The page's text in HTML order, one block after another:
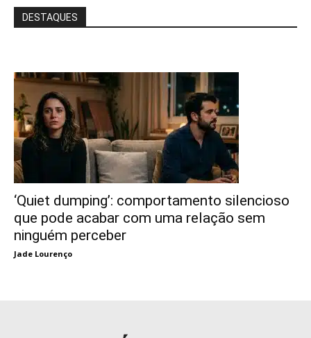
DESTAQUES
‘Quiet dumping’: comportamento silencioso
que pode acabar com uma relação sem
ninguém perceber
Jade Lourenço